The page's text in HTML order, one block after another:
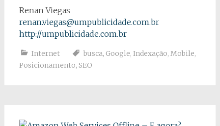
Renan Viegas
renan.viegas@umpublicidade.com.br
http://umpublicidade.com.br
Internet busca, Google, Indexação, Mobile,
Posicionamento, SEO